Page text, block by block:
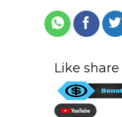
Like